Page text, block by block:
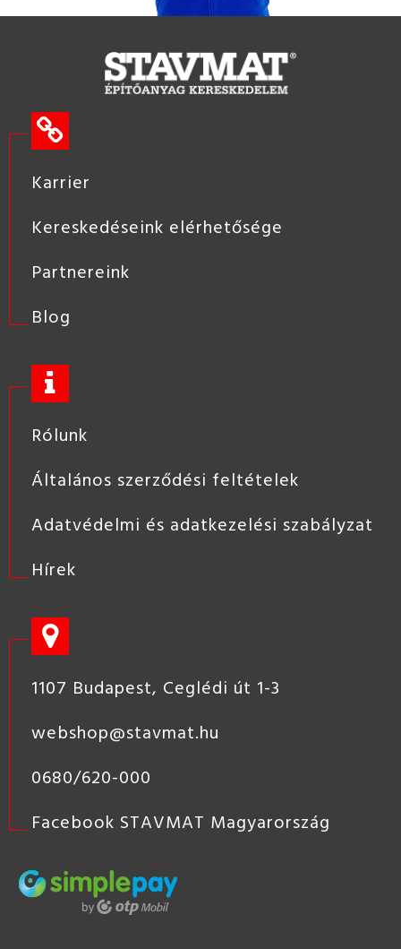
Karrier
Kereskedéseink elérhetősége
Partnereink
Blog
Rólunk
Általános szerződési feltételek
Adatvédelmi és adatkezelési szabályzat
Hírek
1107 Budapest, Ceglédi út 1-3
webshop@stavmat.hu
0680/620-000
Facebook STAVMAT Magyarország